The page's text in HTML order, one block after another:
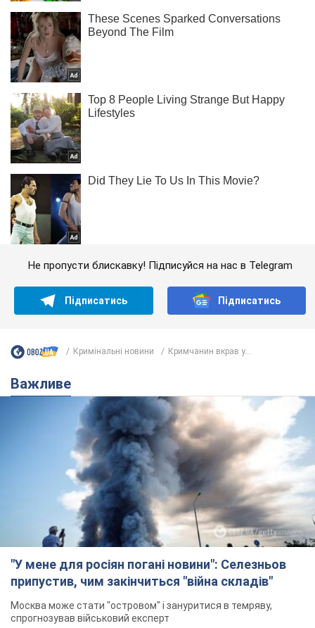
Не пропусти блискавку! Підписуйся на нас в Telegram
Підписатись Підписатись
Кримінальні новини Кримчанин вкрав у...
Важливе
"У мене для росіян погані новини": Селезньов
припустив, чим закінчиться "війна складів"
Москва може стати "островом" і зануритися в темряву,
спрогнозував військовий експерт